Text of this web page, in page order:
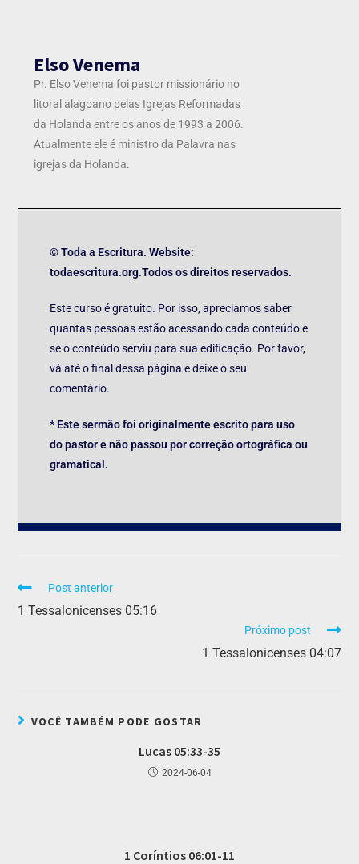
Elso Venema
Pr. Elso Venema foi pastor missionário no
litoral alagoano pelas Igrejas Reformadas
da Holanda entre os anos de 1993 a 2006.
Atualmente ele é ministro da Palavra nas
igrejas da Holanda.
© Toda a Escritura. Website:
todaescritura.org.Todos os direitos reservados.
Este curso é gratuito. Por isso, apreciamos saber
quantas pessoas estão acessando cada conteúdo e
se o conteúdo serviu para sua edificação. Por favor,
vá até o final dessa página e deixe o seu
comentário.
* Este sermão foi originalmente escrito para uso
do pastor e não passou por correção ortográfica ou
gramatical.
Post anterior
1 Tessalonicenses 05:16
Próximo post
1 Tessalonicenses 04:07
VOCÊ TAMBÉM PODE GOSTAR
Lucas 05:33-35
2024-06-04
1 Coríntios 06:01-11